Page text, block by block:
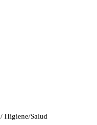
/ Higiene/Salud